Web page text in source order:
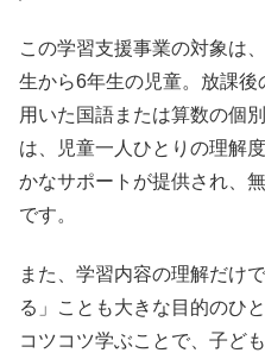
この学習支援事業の対象は
生から6年生の児童。放課
用いた国語または算数の個
は、児童一人ひとりの理解
かなサポートが提供され、
です。
また、学習内容の理解だけ
る」ことも大きな目的のひ
コツコツ学ぶことで、子ど